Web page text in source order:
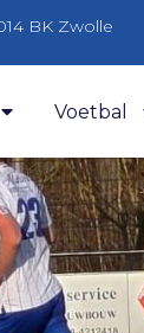
BK Zwolle
Voetbal